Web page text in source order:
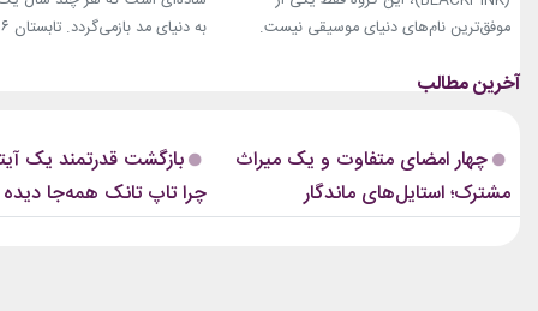
موفق‌ترین نام‌های دنیای موسیقی نیست.
چهره‌هایی تأثیرگذار در دنیای مد نیز تبدیل
موزیک‌ویدئوها و مراسم‌های مهم جهانی،...
استایل نوید محمدزاده...
چهار امضای متفاوت و یک میراث
مشترک؛ استایل‌های ماندگار
بلک‌پینک که تاریخ مد کی‌پاپ را
بازگشت قدرتمند یک
چرا تاپ تانک همه‌جا